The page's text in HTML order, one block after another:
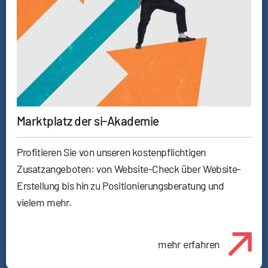
Marktplatz der si-Akademie
Profitieren Sie von unseren kostenpflichtigen
Zusatzangeboten: von Website-Check über Website-
Erstellung bis hin zu Positionierungsberatung und
vielem mehr.
mehr erfahren